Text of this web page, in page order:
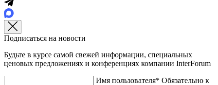
Подписаться на новости
Будьте в курсе самой свежей информации, специальных
ценовых предложениях и конференциях компании InterForum
Имя пользователя* Обязательно к